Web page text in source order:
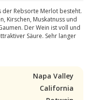
der Rebsorte Merlot besteht.
Kirschen, Muskatnuss und
Der Wein ist voll und
Säure. Sehr langer
Napa Valley
California